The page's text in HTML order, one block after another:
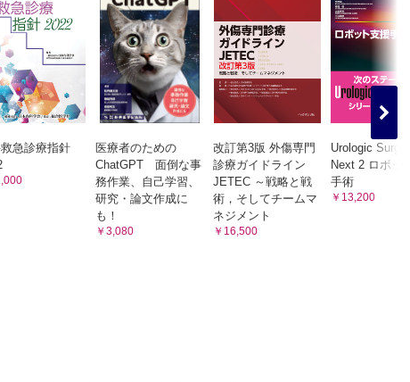
の選択、患者背景別の注意点など最低限おさえておきたい知識
術～スキルアップ！一歩踏み込む心臓POCUS(8/20配信予定)
信予定)
(10/17配信予定)
をご覧いただけます。詳細は こちらでご確認ください。
急診療指針
医療者のための
ChatGPT 面倒な事
務作業、自己学習、
研究・論文作成に
も！
￥3,080
改訂第3版 外傷専門
診療ガイドライン
JETEC ～戦略と戦
術，そしてチームマ
ネジメント
￥16,500
Urologic
Next 2 ロボッ
手術
￥13,200